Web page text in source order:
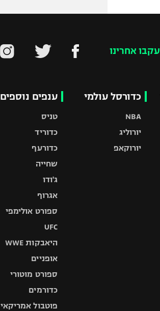
עקבו אחרינו
כדורסל עולמי
NBA
יורוליג
יורוקאפ
ענפים נוספים
טניס
כדוריד
כדורעף
שחייה
ג'ודו
אגרוף
ספורט אולימפי
UFC
היאבקות WWE
אופניים
ספורט מוטורי
כדורמים
פוטבול אמריקאי NFL